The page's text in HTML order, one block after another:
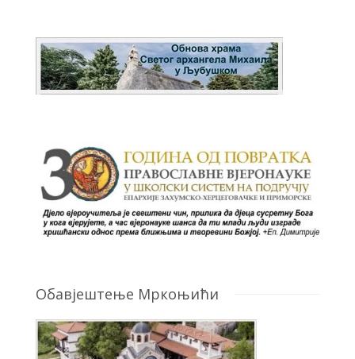
Обавјештење Мркоњићи